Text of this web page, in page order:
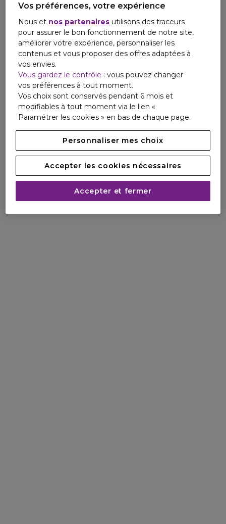
Vos préférences, votre expérience
Nous et nos partenaires utilisons des traceurs
pour assurer le bon fonctionnement de notre site,
améliorer votre expérience, personnaliser les
contenus et vous proposer des offres adaptées à
vos envies.
Vous gardez le contrôle : vous pouvez changer
vos préférences à tout moment.
Vos choix sont conservés pendant 6 mois et
modifiables à tout moment via le lien «
Paramétrer les cookies » en bas de chaque page.
Personnaliser mes choix
Accepter les cookies nécessaires
Accepter et fermer